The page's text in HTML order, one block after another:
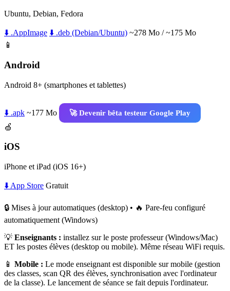
Ubuntu, Debian, Fedora
⬇️ .AppImage ⬇️ .deb (Debian/Ubuntu) ~278 Mo / ~175 Mo
📱
Android
Android 8+ (smartphones et tablettes)
⬇️ .apk ~177 Mo
🚀 Devenir bêta testeur Google Play
🍏
iOS
iPhone et iPad (iOS 16+)
⬇️ App Store Gratuit
🔒 Mises à jour automatiques (desktop) • 🔥 Pare-feu configuré
automatiquement (Windows)
💡 Enseignants : installez sur le poste professeur (Windows/Mac)
ET les postes élèves (desktop ou mobile). Même réseau WiFi requis.
📱 Mobile : Le mode enseignant est disponible sur mobile (gestion
des classes, scan QR des élèves, synchronisation avec l'ordinateur
de la classe). Le lancement de séance se fait depuis l'ordinateur.